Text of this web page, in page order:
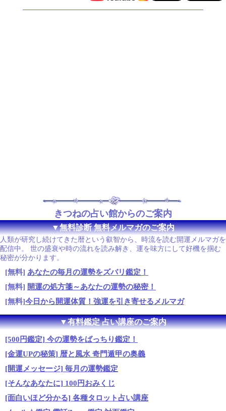
きつねの占い館からのご案内
▼無料診断 無料メルマガのご案内
人類が研究し続けてきた暦という叡智から、時流を読む開運メルマガを
配信中。 世の盛衰や時の流れを読み解き、運を味方にして好機を掴む
秘密が分かります。
[無料] あなたの毎月の運勢をズバリ鑑定！
[無料] 開運の処方箋～あなたの運勢の秘密！
[無料]今日から開運体質！強運を引き寄せるメルマガ
▼有料鑑定 占い講座のご案内
[500円鑑定] 今の運勢をばっちり鑑定！
[金運UPの秘策] 暦と風水 奇門遁甲の奥義
[開運メッセージ] 毎月の運勢鑑定
[そんなあなたに] 100円おみくじ
[面白いほど分かる] 各種タロット占い講座